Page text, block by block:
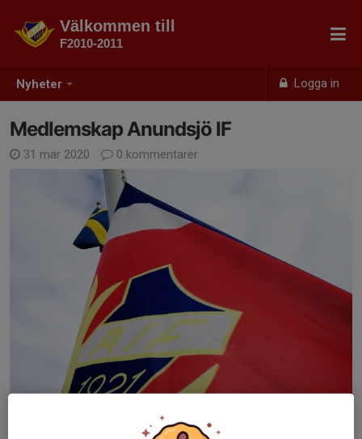
Nyheter Logga in
Välkommen till
F2010-2011
Medlemskap Anundsjö IF
31 mar 2020 0 kommentarer